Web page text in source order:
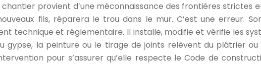
provient d’une méconnaissance des frontières strictes
fils, réparera le trou dans le mur. C’est une erreur.
technique et réglementaire. Il installe, modifie et vérifie les
gypse, la peinture ou le tirage de joints relèvent du plâtrier
pour s’assurer qu’elle respecte le Code de